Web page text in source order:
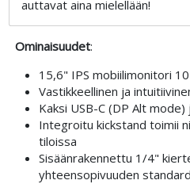
auttavat aina mielellään!
Ominaisuudet:
15,6" IPS mobiilimonitori
Vastikkeellinen ja
Kaksi USB-C (DP Alt mode)
Integroitu kickstand toimii
tiloissa
Sisäänrakennettu 1/4"
yhteensopivuuden